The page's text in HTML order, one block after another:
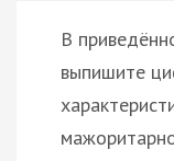
В
выпишите